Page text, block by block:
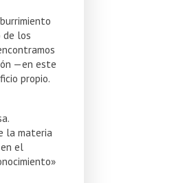
de los
—en este
propio.
la materia
el